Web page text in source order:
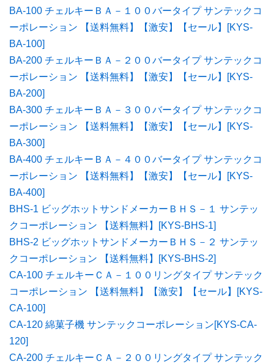
BA-100 チェルキーＢＡ－１００バータイプ サンテックコ
ーポレーション 【送料無料】【激安】【セール】[KYS-
BA-100]
BA-200 チェルキーＢＡ－２００バータイプ サンテックコ
ーポレーション 【送料無料】【激安】【セール】[KYS-
BA-200]
BA-300 チェルキーＢＡ－３００バータイプ サンテックコ
ーポレーション 【送料無料】【激安】【セール】[KYS-
BA-300]
BA-400 チェルキーＢＡ－４００バータイプ サンテックコ
ーポレーション 【送料無料】【激安】【セール】[KYS-
BA-400]
BHS-1 ビッグホットサンドメーカーＢＨＳ－１ サンテッ
クコーポレーション 【送料無料】[KYS-BHS-1]
BHS-2 ビッグホットサンドメーカーＢＨＳ－２ サンテッ
クコーポレーション 【送料無料】[KYS-BHS-2]
CA-100 チェルキーＣＡ－１００リングタイプ サンテック
コーポレーション 【送料無料】【激安】【セール】[KYS-
CA-100]
CA-120 綿菓子機 サンテックコーポレーション[KYS-CA-
120]
CA-200 チェルキーＣＡ－２００リングタイプ サンテック